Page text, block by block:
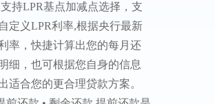
您自身的信息算出适合您的
方案。买房实在不容易，贷
须算仔细！房贷提前还款功
化，支持自定义利率和折
支持1-30年贷款！ 2.多种模式